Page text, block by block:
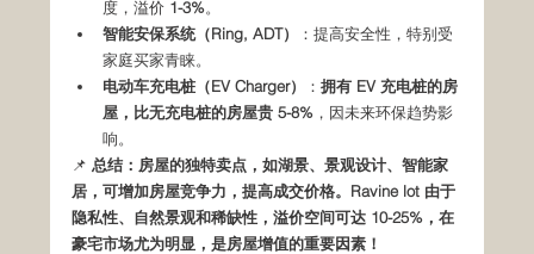
度，溢价 1-3%。
智能安保系统（Ring, ADT）
：提高安全性，特别受
家庭买家青睐。
电动车充电桩（EV Charger）
：拥有 EV 充电桩的房
屋，比无充电桩的房屋贵 5-8% ，因未来环保趋势影
响。
📌 总结：房屋的独特卖点，如湖景、景观设计、智能家
居，可增加房屋竞争力，提高成交价格。Ravine lot 由于
隐私性、自然景观和稀缺性，溢价空间可达 10-25%，在
豪宅市场尤为明显，是房屋增值的重要因素！